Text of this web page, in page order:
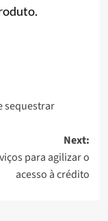
sequestrar
Next:
para agilizar o
acesso à crédito